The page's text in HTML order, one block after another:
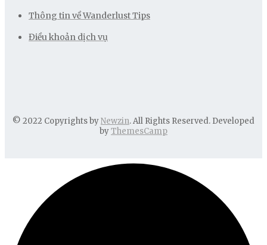
Thông tin về Wanderlust Tips
Điều khoản dịch vụ
© 2022 Copyrights byNewzin. All Rights Reserved. Developed
byThemesCamp